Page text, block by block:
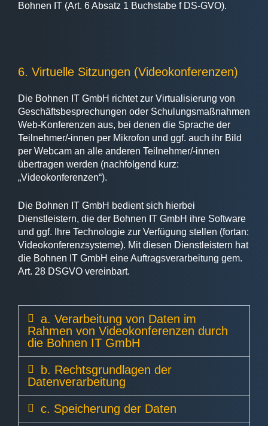
Bohnen IT (Art. 6 Absatz 1 Buchstabe f DS-GVO).
6. Virtuelle Sitzungen (Videokonferenzen)
Die Bohnen IT GmbH richtet zur Virtualisierung von
Geschäftsbesprechungen oder Schulungsmaßnahmen
Web-Konferenzen aus, bei denen die Sprache der
Teilnehmer/-innen per Mikrofon und ggf. auch ihr Bild
per Webcam an alle anderen Teilnehmer/-innen
übertragen werden (nachfolgend kurz:
„Videokonferenzen“).
Die Bohnen IT GmbH bedient sich hierbei
Dienstleistern, die der Bohnen IT GmbH ihre Software
und ggf. Ihre Technologie zur Verfügung stellen (fortan:
Videokonferenzsysteme). Mit diesen Dienstleistern hat
die Bohnen IT GmbH eine Auftragsverarbeitung gem.
Art. 28 DSGVO vereinbart.
a. Verarbeitung von Daten im
Rahmen von Videokonferenzen durch
die Bohnen IT GmbH
b. Rechtsgrundlagen der
Datenverarbeitung
c. Speicherung der Daten